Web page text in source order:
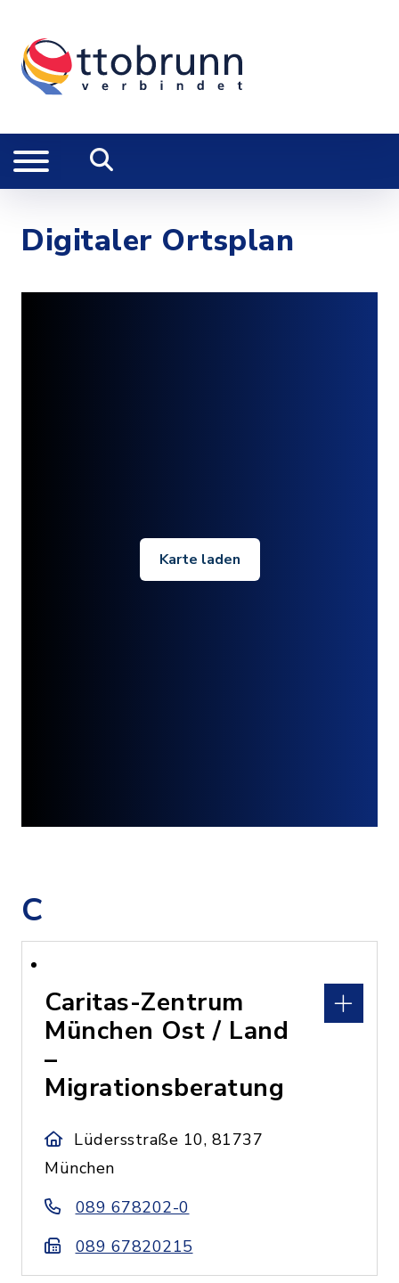
Digitaler Ortsplan
Karte laden
C
Caritas-Zentrum
München Ost / Land
–
Migrationsberatung
Lüdersstraße 10, 81737
München
089 678202-0
089 67820215